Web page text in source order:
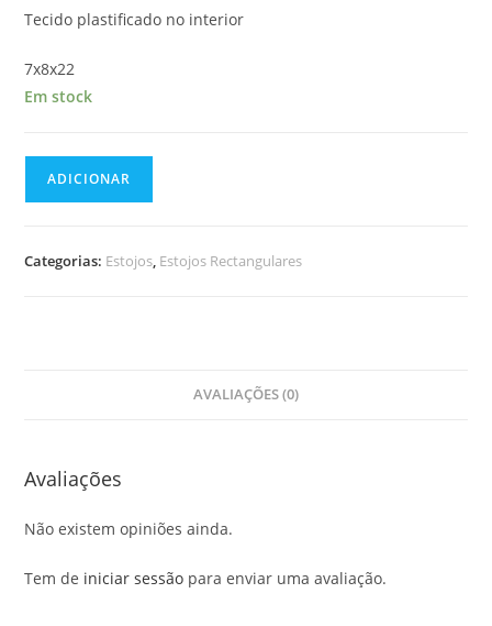
Tecido plastificado no interior
7x8x22
Em stock
Retangular
ADICIONAR
Categorias: Estojos, Estojos Rectangulares
AVALIAÇÕES (0)
Avaliações
Não existem opiniões ainda.
Tem de iniciar sessão para enviar uma avaliação.